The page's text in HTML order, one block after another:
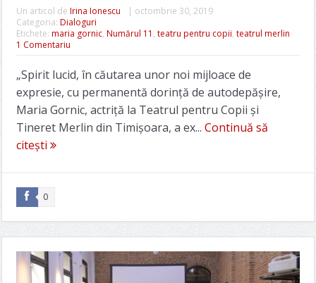
Un articol de Irina Ionescu | octombrie 30, 2019
Categoria: Dialoguri
Etichete: maria gornic, Numărul 11 , teatru pentru copii, teatrul merlin
1 Comentariu
„Spirit lucid, în căutarea unor noi mijloace de
expresie, cu permanentă dorință de autodepășire,
Maria Gornic, actriță la Teatrul pentru Copii și
Tineret Merlin din Timișoara, a ex... Continuă să
citești
0